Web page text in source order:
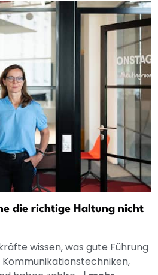
die richtige Haltung nicht
wissen, was gute Führung